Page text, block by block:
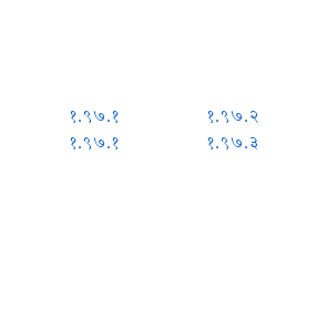
१.९७.१
१.९७.१
१.९७.२
१.९७.३